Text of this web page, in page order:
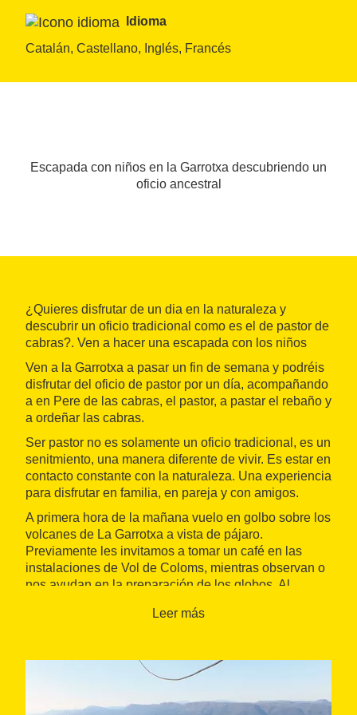
Idioma
Catalán, Castellano, Inglés, Francés
Escapada con niños en la Garrotxa descubriendo un
oficio ancestral
¿Quieres disfrutar de un dia en la naturaleza y
descubrir un oficio tradicional como es el de pastor de
cabras?. Ven a hacer una escapada con los niños
Ven a la Garrotxa a pasar un fin de semana y podréis
disfrutar del oficio de pastor por un día, acompañando
a en Pere de las cabras, el pastor, a pastar el rebaño y
a ordeñar las cabras.
Ser pastor no es solamente un oficio tradicional, es un
senitmiento, una manera diferente de vivir. Es estar en
contacto constante con la naturaleza. Una experiencia
para disfrutar en familia, en pareja y con amigos.
A primera hora de la mañana vuelo en golbo sobre los
volcanes de La Garrotxa a vista de pájaro.
Previamente les invitamos a tomar un café en las
instalaciones de Vol de Coloms, mientras observan o
nos ayudan en la preparación de los globos. Al
tenedor, de pan con embutido y judías de Santa Pau
exclusivo para las personas que han realizado el
vuelo en globo y sus acompañantes.
Por la tarde nos dirigimos a la casa de turismo rural
Leer más